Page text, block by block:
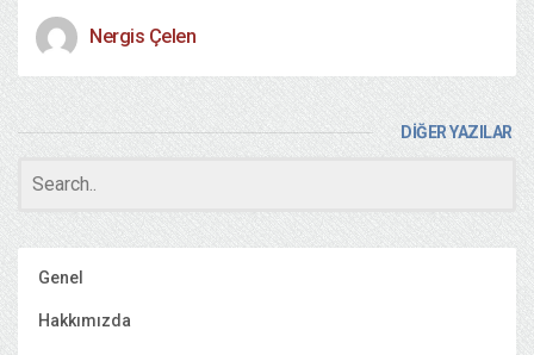
Nergis Çelen
DİĞER YAZILAR
Genel
Hakkımızda